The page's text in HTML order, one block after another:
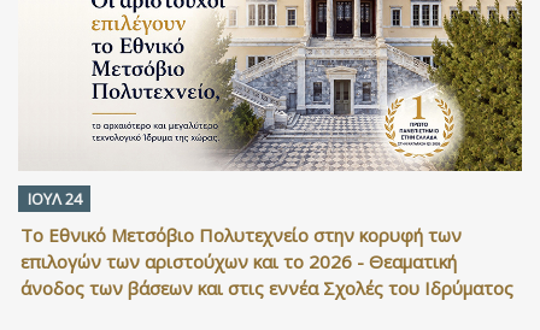
ΙΟΥΛ 24
Το Εθνικό Μετσόβιο Πολυτεχνείο στην κορυφή των
επιλογών των αριστούχων και το 2026 - Θεαματική
άνοδος των βάσεων και στις εννέα Σχολές του Ιδρύματος